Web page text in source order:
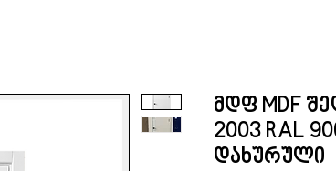
მდფ MDF
2003 RAL
დახურული